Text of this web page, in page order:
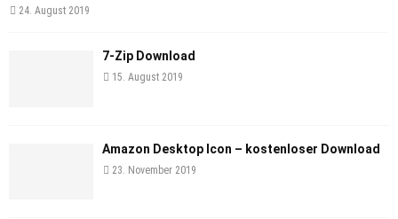
24. August 2019
7-Zip Download
15. August 2019
Amazon Desktop Icon – kostenloser Download
23. November 2019